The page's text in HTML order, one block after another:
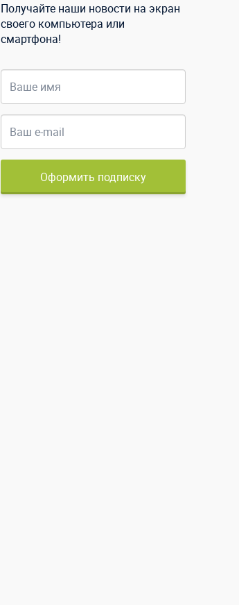
Получайте наши новости на экран
своего компьютера или
смартфона!
Оформить подписку